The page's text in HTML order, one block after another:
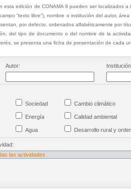
esta edición de CONAMA 9 pueden ser localizados
“texto libre”), nombre o institución del autor,
por defecto, ordenados alfabéticamente por
del tipo de documento o del nombre de la
se presenta una ficha de presentación de cada
Autor:
Sociedad Cambio climático
Energía Calidad ambiental
Agua Desarrollo rural y